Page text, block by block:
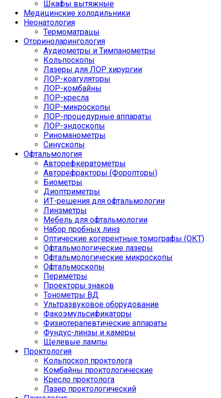
Шкафы вытяжные
Медицинские холодильники
Неонатология
Термоматрацы
Оториноларингология
Аудиометры и Тимпанометры
Кольпоскопы
Лазеры для ЛОР хирургии
ЛОР-коагуляторы
ЛОР-комбайны
ЛОР-кресла
ЛОР-микроскопы
ЛОР-процедурные аппараты
ЛОР-эндоскопы
Риноманометры
Синускопы
Офтальмология
Авторефкератометры
Авторефракторы (Форопторы)
Биометры
Диоптриметры
ИТ-решения для офтальмологии
Линзметры
Мебель для офтальмологии
Набор пробных линз
Оптические когерентные томографы (ОКТ)
Офтальмологические лазеры
Офтальмологические микроскопы
Офтальмоскопы
Периметры
Проекторы знаков
Тонометры ВД
Ультразвуковое оборудование
Факоэмульсификаторы
Физиотерапевтические аппараты
Фундус-линзы и камеры
Щелевые лампы
Проктология
Кольпоскоп проктолога
Комбайны проктологические
Кресло проктолога
Лазер проктологический